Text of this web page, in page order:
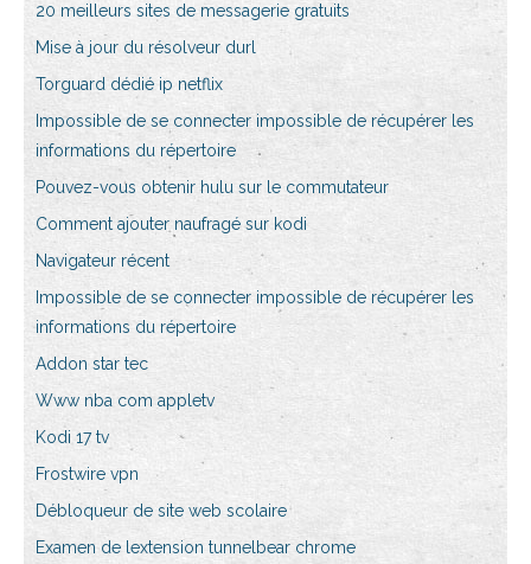
20 meilleurs sites de messagerie gratuits
Mise à jour du résolveur durl
Torguard dédié ip netflix
Impossible de se connecter impossible de récupérer les
informations du répertoire
Pouvez-vous obtenir hulu sur le commutateur
Comment ajouter naufragé sur kodi
Navigateur récent
Impossible de se connecter impossible de récupérer les
informations du répertoire
Addon star tec
Www nba com appletv
Kodi 17 tv
Frostwire vpn
Débloqueur de site web scolaire
Examen de lextension tunnelbear chrome